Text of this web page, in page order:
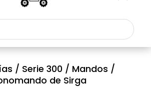
/ Serie 300 / Mandos /
de Sirga